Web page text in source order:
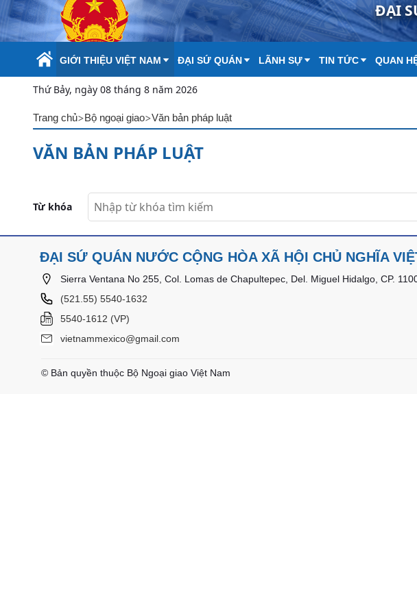
Skip to Main Content ĐẠI
GIỚI THIỆU VIỆT NAM ĐẠI SỨ QUÁN LÃNH SỰ TIN TỨC QUAN
Thứ Bảy, ngày 08 tháng 8 năm 2026
Trang chủ>Bộ ngoại giao>Văn bản pháp luật
VĂN BẢN PHÁP LUẬT
Từ khóa
ĐẠI SỨ QUÁN NƯỚC CỘNG HÒA XÃ HỘI CHỦ NGHĨA
Sierra Ventana No 255, Col. Lomas de Chapultepec, Del. Miguel Hidalgo, CP.
(521.55) 5540-1632
5540-1612 (VP)
vietnammexico@gmail.com
© Bản quyền thuộc Bộ Ngoại giao Việt Nam